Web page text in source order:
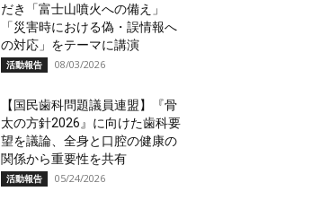
だき「富士山噴火への備え」
「災害時における偽・誤情報へ
の対応」をテーマに講演
活動報告 08/03/2026
【国民歯科問題議員連盟】『骨
太の方針2026』に向けた歯科要
望を議論、全身と口腔の健康の
関係から重要性を共有
活動報告 05/24/2026